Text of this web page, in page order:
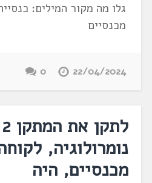
גלו מה מקור המילים:
מכנסיים
22/04/2024
0
נומרולוגיה,
מכנסיים, היה